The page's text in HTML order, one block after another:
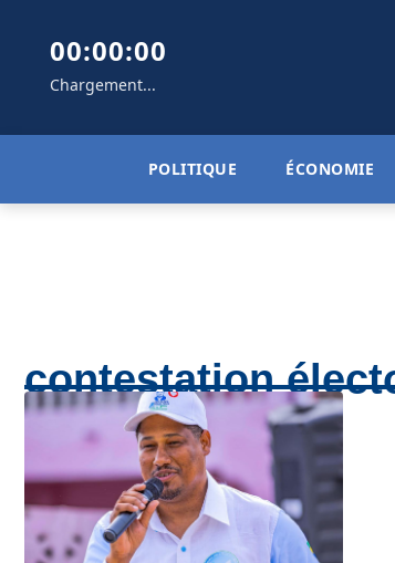
00:00:00
Chargement...
POLITIQUE ÉCONOMIE
contestation